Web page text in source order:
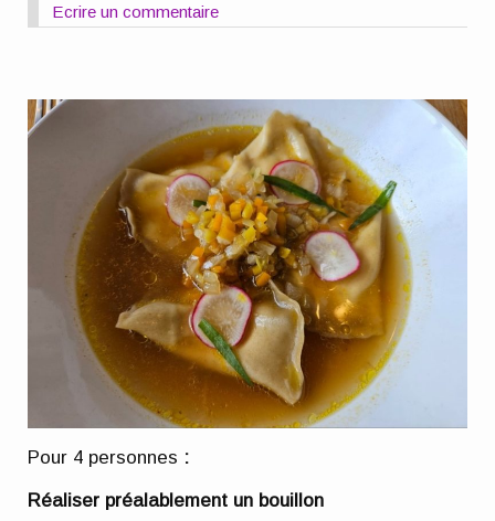
Ecrire un commentaire
Pour 4 personnes :
Réaliser préalablement un bouillon